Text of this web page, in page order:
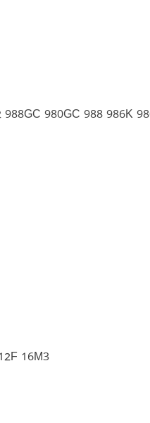
980GC 988 986K
16M3